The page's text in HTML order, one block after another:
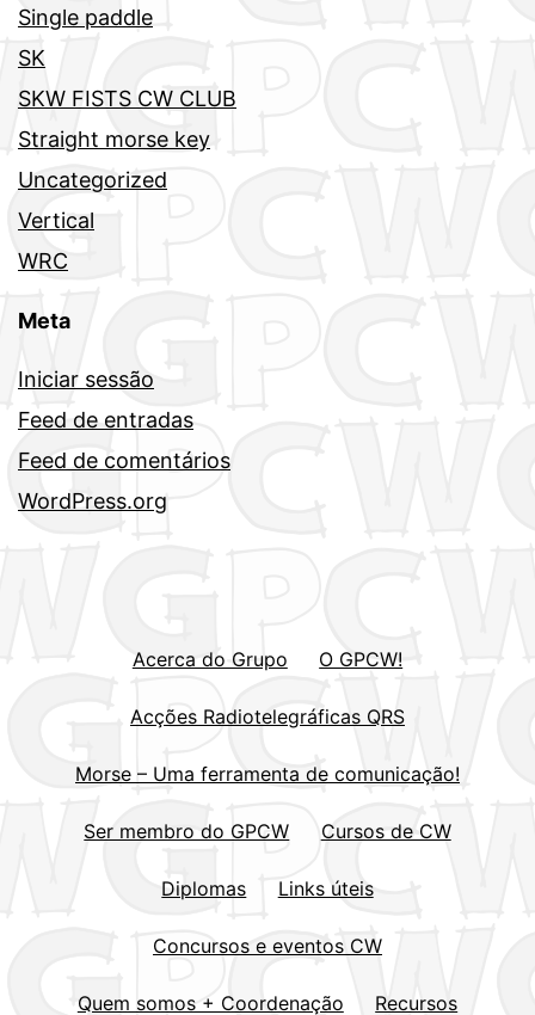
Single paddle
SK
SKW FISTS CW CLUB
Straight morse key
Uncategorized
Vertical
WRC
Meta
Iniciar sessão
Feed de entradas
Feed de comentários
WordPress.org
Acerca do Grupo O GPCW!
Acções Radiotelegráficas QRS
Morse – Uma ferramenta de comunicação!
Ser membro do GPCW Cursos de CW
Diplomas Links úteis
Concursos e eventos CW
Quem somos + Coordenação Recursos